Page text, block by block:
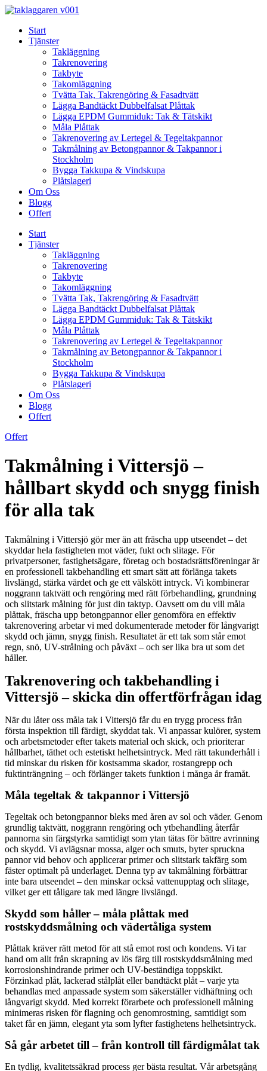
Skip
contentStart
Tjänster
Takläggning
Takrenovering
Takbyte
Takomläggning
Tvätta Tak, Takrengöring & Fasadtvätt
Lägga Bandtäckt Dubbelfalsat Plåttak
Lägga EPDM Gummiduk: Tak & Tätskikt
Måla Plåttak
Takrenovering av Lertegel & Tegeltakpannor
Takmålning av Betongpannor & Takpannor i
Stockholm
Bygga Takkupa & Vindskupa
Plåtslageri
Om Oss
Blogg
Offert
Start
Tjänster
Takläggning
Takrenovering
Takbyte
Takomläggning
Tvätta Tak, Takrengöring & Fasadtvätt
Lägga Bandtäckt Dubbelfalsat Plåttak
Lägga EPDM Gummiduk: Tak & Tätskikt
Måla Plåttak
Takrenovering av Lertegel & Tegeltakpannor
Takmålning av Betongpannor & Takpannor i
Stockholm
Bygga Takkupa & Vindskupa
Plåtslageri
Om Oss
Blogg
Offert
Offert
Takmålning i Vittersjö –
hållbart skydd och snygg finish
för alla tak
Takmålning i Vittersjö gör mer än att fräscha upp utseendet – det
skyddar hela fastigheten mot väder, fukt och slitage. För
privatpersoner, fastighetsägare, företag och bostadsrättsföreningar är
en professionell takbehandling ett smart sätt att förlänga takets
livslängd, stärka värdet och ge ett välskött intryck. Vi kombinerar
noggrann taktvätt och rengöring med rätt förbehandling, grundning
och slitstark målning för just din taktyp. Oavsett om du vill måla
plåttak, fräscha upp betongpannor eller genomföra en effektiv
takrenovering arbetar vi med dokumenterade metoder för långvarigt
skydd och jämn, snygg finish. Resultatet är ett tak som står emot
regn, snö, UV-strålning och påväxt – och ser lika bra ut som det
håller.
Takrenovering och takbehandling i
Vittersjö – skicka din offertförfrågan idag
När du låter oss måla tak i Vittersjö får du en trygg process från
första inspektion till färdigt, skyddat tak. Vi anpassar kulörer, system
och arbetsmetoder efter takets material och skick, och prioriterar
hållbarhet, täthet och estetiskt helhetsintryck. Med rätt takunderhåll i
tid minskar du risken för kostsamma skador, rostangrepp och
fuktinträngning – och förlänger takets funktion i många år framåt.
Måla tegeltak & takpannor i Vittersjö
Tegeltak och betongpannor bleks med åren av sol och väder. Genom
grundlig taktvätt, noggrann rengöring och ytbehandling återfår
pannorna sin färgstyrka samtidigt som ytan tätas för bättre avrinning
och skydd. Vi avlägsnar mossa, alger och smuts, byter spruckna
pannor vid behov och applicerar primer och slitstark takfärg som
fäster optimalt på underlaget. Denna typ av takmålning förbättrar
inte bara utseendet – den minskar också vattenupptag och slitage,
vilket ger ett tåligare tak med längre livslängd.
Skydd som håller – måla plåttak med
rostskyddsmålning och vädertåliga system
Plåttak kräver rätt metod för att stå emot rost och kondens. Vi tar
hand om allt från skrapning av lös färg till rostskyddsmålning med
korrosionshindrande primer och UV-beständiga toppskikt.
Förzinkad plåt, lackerad stålplåt eller bandtäckt plåt – varje yta
behandlas med anpassade system som säkerställer vidhäftning och
långvarigt skydd. Med korrekt förarbete och professionell målning
minimeras risken för flagning och genomrostning, samtidigt som
taket får en jämn, elegant yta som lyfter fastighetens helhetsintryck.
Så går arbetet till – från kontroll till färdigmålat tak
En tydlig, kvalitetssäkrad process ger bästa resultat. Vår arbetsgång